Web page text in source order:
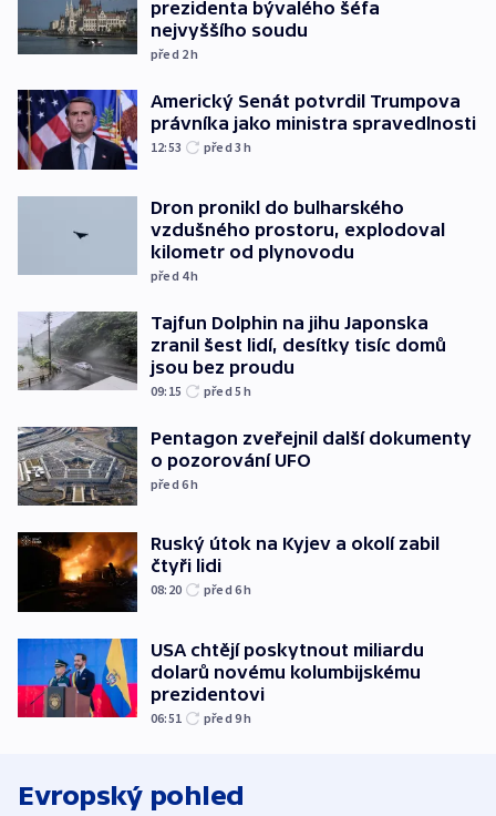
prezidenta bývalého šéfa
nejvyššího soudu
před 2h
Americký Senát potvrdil Trumpova
právníka jako ministra spravedlnosti
12:53 před 3h
Dron pronikl do bulharského
vzdušného prostoru, explodoval
kilometr od plynovodu
před 4h
Tajfun Dolphin na jihu Japonska
zranil šest lidí, desítky tisíc domů
jsou bez proudu
09:15 před 5h
Pentagon zveřejnil další dokumenty
o pozorování UFO
před 6h
Ruský útok na Kyjev a okolí zabil
čtyři lidi
08:20 před 6h
USA chtějí poskytnout miliardu
dolarů novému kolumbijskému
prezidentovi
06:51 před 9h
Evropský pohled